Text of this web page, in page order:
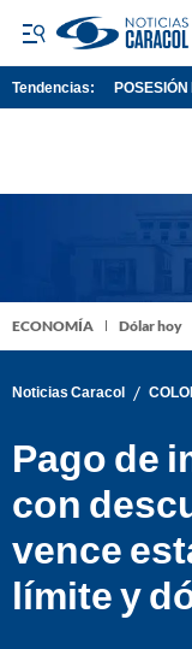
Tendencias:
ECONOMÍA Dólar hoy
Noticias Caracol /
Pago de
con
vence
límite y